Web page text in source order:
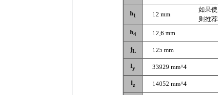
h1 12 mm
如果
则推
h4 12,6 mm
jL 125 mm
ly 33929 mm^4
lz 14052 mm^4